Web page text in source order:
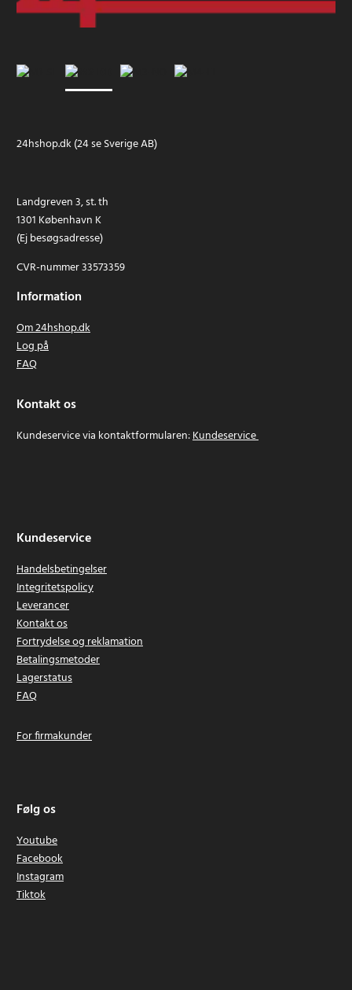
24hshop.dk (24 se Sverige AB)
Landgreven 3, st. th
1301 København K
(Ej besøgsadresse)
CVR-nummer 33573359
Information
Om 24hshop.dk
Log på
FAQ
Kontakt os
Kundeservice via kontaktformularen:Kundeservice
Kundeservice
Handelsbetingelser
Integritetspolicy
Leverancer
Kontakt os
Fortrydelse og reklamation
Betalingsmetoder
Lagerstatus
FAQ
For firmakunder
Følg os
Youtube
Facebook
Instagram
Tiktok